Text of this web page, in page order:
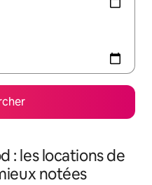
: les locations de
notées